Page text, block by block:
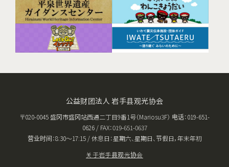
公益财团法人 岩手县观光协会
〒020-0045 盛冈市盛冈站西通二丁目9番1号（Mariosu3F） 电话：019-651-
0626 / FAX：019-651-0637
营业时间：8:30〜17:15 / 休息日：星期六、星期日、节假日，年末年初
关于岩手县观光协会